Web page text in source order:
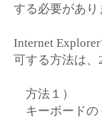
する必要があり
Internet
可する方法は
方法１）
キーボードの